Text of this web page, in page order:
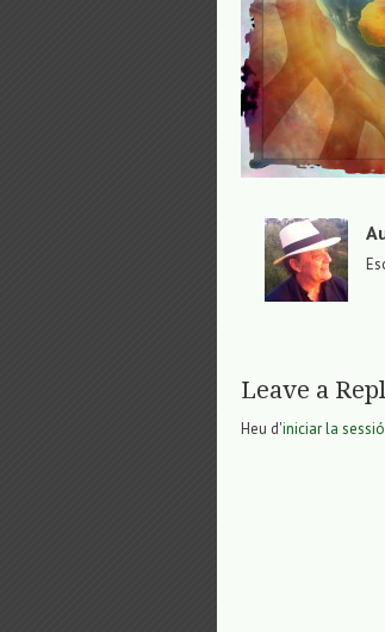
Leave a
Heu d'iniciar la sessió